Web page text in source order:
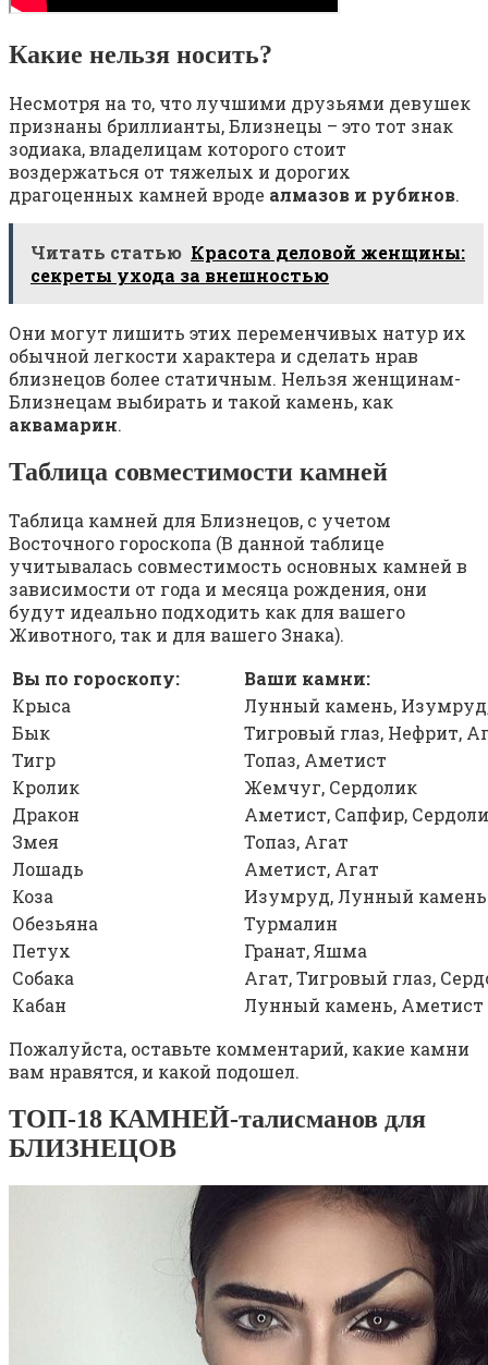
Какие нельзя носить?
Несмотря на то, что лучшими друзьями девушек
признаны бриллианты, Близнецы – это тот знак
зодиака, владелицам которого стоит
воздержаться от тяжелых и дорогих
драгоценных камней вроде алмазов и рубинов.
Читать статью Красота деловой женщины:
секреты ухода за внешностью
Они могут лишить этих переменчивых натур их
обычной легкости характера и сделать нрав
близнецов более статичным. Нельзя женщинам-
Близнецам выбирать и такой камень, как
аквамарин.
Таблица совместимости камней
Таблица камней для Близнецов, с учетом
Восточного гороскопа (В данной таблице
учитывалась совместимость основных камней в
зависимости от года и месяца рождения, они
будут идеально подходить как для вашего
Животного, так и для вашего Знака).
Вы по гороскопу:
Ваши камни:
Крыса
Лунный камень,
Бык
Тигровый глаз, Нефрит,
Тигр
Топаз, Аметист
Кролик
Жемчуг, Сердолик
Дракон
Аметист, Сапфир,
Змея
Топаз, Агат
Лошадь
Аметист, Агат
Коза
Изумруд, Лунный камень
Обезьяна
Турмалин
Петух
Гранат, Яшма
Собака
Агат, Тигровый глаз,
Кабан
Лунный камень, Аметист
Пожалуйста, оставьте комментарий, какие камни
вам нравятся, и какой подошел.
ТОП-18 КАМНЕЙ-талисманов для
БЛИЗНЕЦОВ